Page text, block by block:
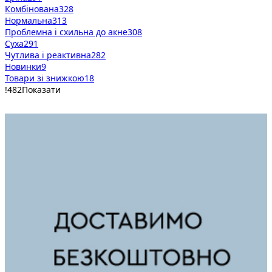
Комбінована328
Нормальна313
Проблемна і схильна до акне308
Суха291
Чутлива і реактивна282
Новинки9
Товари зі знижкою18
!482Показати